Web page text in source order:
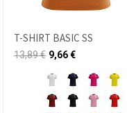
T-SHIRT BASIC SS
13,89€ 9,66€